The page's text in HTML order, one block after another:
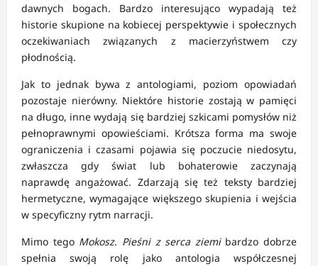
dawnych bogach. Bardzo interesująco wypadają też
historie skupione na kobiecej perspektywie i społecznych
oczekiwaniach związanych z macierzyństwem czy
płodnością.
Jak to jednak bywa z antologiami, poziom opowiadań
pozostaje nierówny. Niektóre historie zostają w pamięci
na długo, inne wydają się bardziej szkicami pomysłów niż
pełnoprawnymi opowieściami. Krótsza forma ma swoje
ograniczenia i czasami pojawia się poczucie niedosytu,
zwłaszcza gdy świat lub bohaterowie zaczynają
naprawdę angażować. Zdarzają się też teksty bardziej
hermetyczne, wymagające większego skupienia i wejścia
w specyficzny rytm narracji.
Mimo tego Mokosz. Pieśni z serca ziemibardzo dobrze
spełnia swoją rolę jako antologia współczesnej